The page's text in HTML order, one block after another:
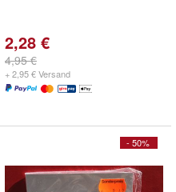
2,28 €
4,95 €
+ 2,95 € Versand
- 50%